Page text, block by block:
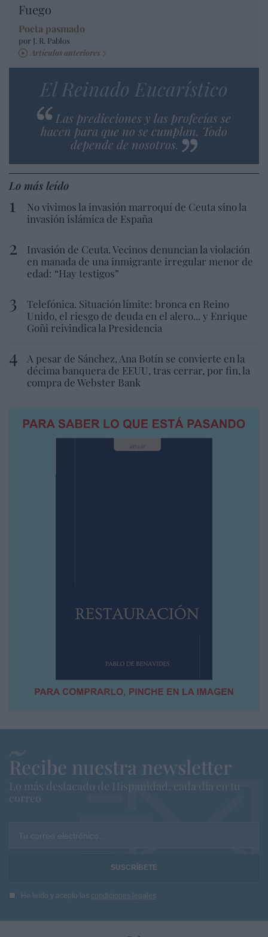
Fuego
Poeta pasmado
por J. R. Pablos
Artículos anteriores
El Reinado Eucarístico
Las predicciones y las profecías se
hacen para que no se cumplan. Todo
depende de nosotros.
Lo más leído
No vivimos la invasión marroquí de Ceuta sino la
invasión islámica de España
Invasión de Ceuta. Vecinos denuncian la violación
en manada de una inmigrante irregular menor de
edad: “Hay testigos”
Telefónica. Situación límite: bronca en Reino
Unido, el riesgo de deuda en el alero... y Enrique
Goñi reivindica la Presidencia
A pesar de Sánchez, Ana Botín se convierte en la
décima banquera de EEUU, tras cerrar, por fin, la
compra de Webster Bank
Recibe nuestra newsletter
Lo más destacado de Hispanidad, cada dia en tu
correo
Tu correo electrónico...
He leído y acepto las condiciones legales